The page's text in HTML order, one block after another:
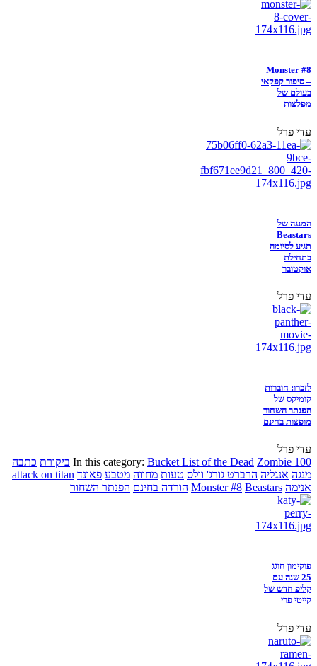
Monster #8
– סיפור קפקאי
בעולם של
מפלצות
עדי פרל
המנגה של
Beastars
תגיע לסיומה
בתחילת
אוקטובר
עדי פרל
לזכרו: חוברות
קומיקס של
הפנתר השחור
מופצות בחינם
עדי פרל
In this category: Bucket List of the Dead Zombie 100 ביקורת כתבה
מנגה אנגליה הרברט גורג' וולס טעות מחווה מטבע פאונד attack on titan
אנימה
Monster #8 Beastars הורדה בחינם הפנתר השחור
פוקימון חוגג
25 שנה עם
קליפ חדש של
קייטי פרי
עדי פרל